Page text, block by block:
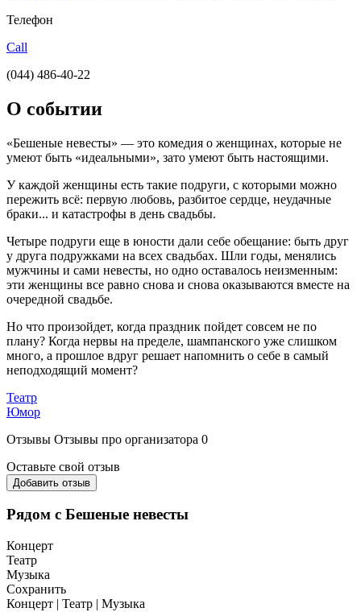
Телефон
Call
(044) 486-40-22
О событии
«Бешеные невесты» — это комедия о женщинах, которые не
умеют быть «идеальными», зато умеют быть настоящими.
У каждой женщины есть такие подруги, с которыми можно
пережить всё: первую любовь, разбитое сердце, неудачные
браки... и катастрофы в день свадьбы.
Четыре подруги еще в юности дали себе обещание: быть друг
у друга подружками на всех свадьбах. Шли годы, менялись
мужчины и сами невесты, но одно оставалось неизменным:
эти женщины все равно снова и снова оказываются вместе на
очередной свадьбе.
Но что произойдет, когда праздник пойдет совсем не по
плану? Когда нервы на пределе, шампанского уже слишком
много, а прошлое вдруг решает напомнить о себе в самый
неподходящий момент?
Театр
Юмор
Отзывы Отзывы про организатора 0
Оставьте свой отзыв
Добавить отзыв
Рядом с Бешеные невесты
Концерт
Театр
Музыка
Сохранить
Концерт | Театр | Музыка